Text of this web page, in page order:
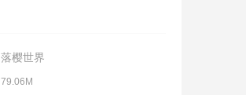
落樱世界
79.06M